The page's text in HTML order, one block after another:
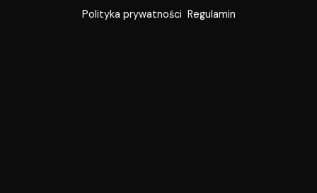
Polityka prywatności Regulamin